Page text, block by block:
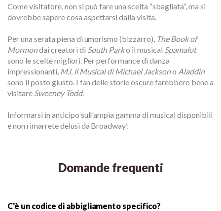
Come visitatore, non si può fare una scelta “sbagliata”, ma si
dovrebbe sapere cosa aspettarsi dalla visita.
Per una serata piena di umorismo (bizzarro), The Book of
Mormondai creatori di South Parko il musical Spamalot
sono le scelte migliori. Per performance di danza
impressionanti, MJ, il Musical di Michael Jacksono Aladdin
sono il posto giusto. I fan delle storie oscure farebbero bene a
visitare Sweeney Todd.
Informarsi in anticipo sull'ampia gamma di musical disponibili
e non rimarrete delusi da Broadway!
Domande frequenti
C'è un codice di abbigliamento specifico?